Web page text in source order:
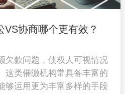
协商哪个更有效？
欠款问题，债权人可视情况
这类催缴机构常具备丰富的
够运用更为丰富多样的手段